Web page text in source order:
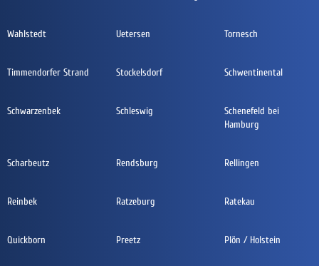
Wahlstedt Uetersen Tornesch
Timmendorfer Strand Stockelsdorf Schwentinental
Schwarzenbek Schleswig
Schenefeld bei
Hamburg
Scharbeutz Rendsburg Rellingen
Reinbek Ratzeburg Ratekau
Quickborn Preetz Plön / Holstein